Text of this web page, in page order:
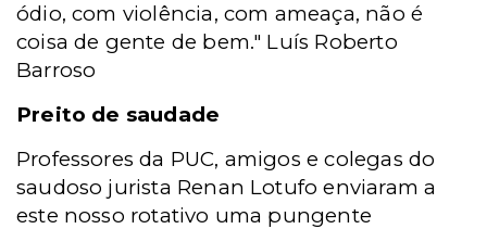
ódio, com violência, com ameaça, não é
coisa de gente de bem." Luís Roberto
Barroso
Preito de saudade
Professores da PUC, amigos e colegas do
saudoso jurista Renan Lotufo enviaram a
este nosso rotativo uma pungente